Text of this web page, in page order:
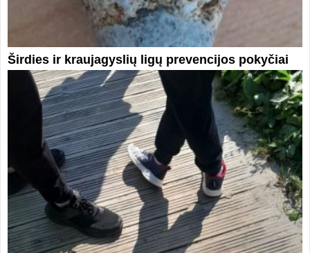
Širdies ir kraujagyslių ligų prevencijos pokyčiai